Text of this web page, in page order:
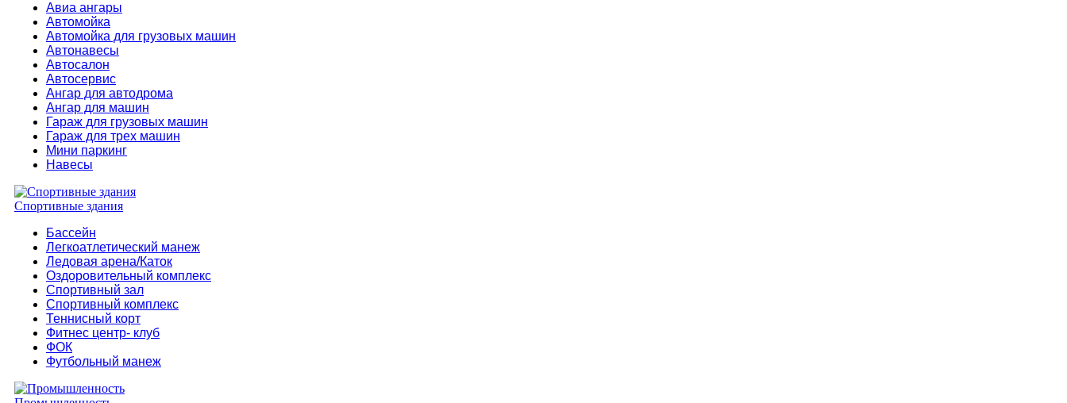
Авиа ангары
Автомойка
Автомойка для грузовых машин
Автонавесы
Автосалон
Автосервис
Ангар для автодрома
Ангар для машин
Гараж для грузовых машин
Гараж для трех машин
Мини паркинг
Навесы
Спортивные здания
Бассейн
Легкоатлетический манеж
Ледовая арена/Каток
Оздоровительный комплекс
Спортивный зал
Спортивный комплекс
Теннисный корт
Фитнес центр- клуб
ФОК
Футбольный манеж